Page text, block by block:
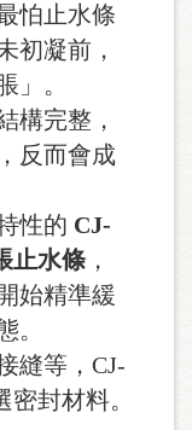
怕止水條
初凝前，
」。
構完整，
反而會成
性的 CJ-
止水條 ，
始精準緩
。
縫等，CJ-
封材料。